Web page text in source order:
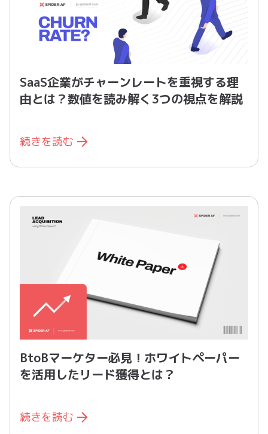
SaaS企業がチャーンレートを重視する理
由とは？数値を読み解く3つの視点を解説
続きを読む
BtoBマーケター必見！ホワイトペーパー
を活用したリード獲得とは？
続きを読む